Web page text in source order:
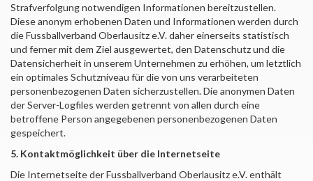
Strafverfolgung notwendigen Informationen bereitzustellen.
Diese anonym erhobenen Daten und Informationen werden durch
dieFussballverband Oberlausitz e.V.daher einerseits statistisch
und ferner mit dem Ziel ausgewertet, den Datenschutz und die
Datensicherheit in unserem Unternehmen zu erhöhen, um letztlich
ein optimales Schutzniveau für die von uns verarbeiteten
personenbezogenen Daten sicherzustellen. Die anonymen Daten
der Server-Logfiles werden getrennt von allen durch eine
betroffene Person angegebenen personenbezogenen Daten
gespeichert.
5. Kontaktmöglichkeit über die Internetseite
Die Internetseite derFussballverband Oberlausitz e.V.enthält